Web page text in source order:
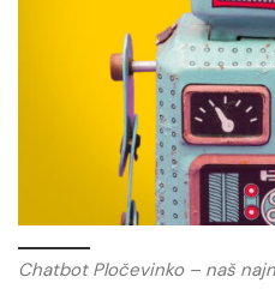
Chatbot Pločevinko – naš